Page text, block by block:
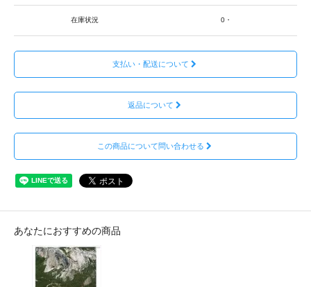
在庫状況 0・
支払い・配送について
返品について
この商品について問い合わせる
あなたにおすすめの商品